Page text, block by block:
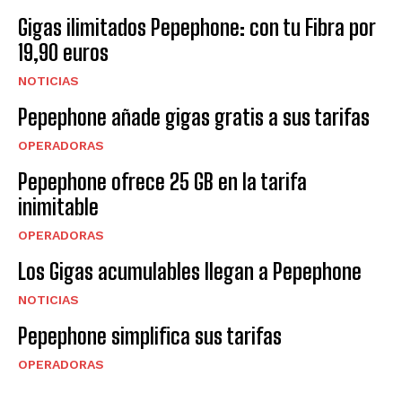
Gigas ilimitados Pepephone: con tu Fibra por
19,90 euros
NOTICIAS
Pepephone añade gigas gratis a sus tarifas
OPERADORAS
Pepephone ofrece 25 GB en la tarifa
inimitable
OPERADORAS
Los Gigas acumulables llegan a Pepephone
NOTICIAS
Pepephone simplifica sus tarifas
OPERADORAS